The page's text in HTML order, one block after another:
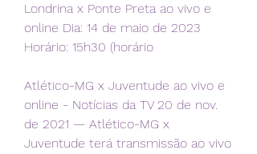
Londrina x Ponte Preta ao vivo e
online Dia: 14 de maio de 2023
Horário: 15h30 (horário
Atlético-MG x Juventude ao vivo e
online - Notícias da TV 20 de nov.
de 2021 — Atlético-MG x
Juventude terá transmissão ao vivo